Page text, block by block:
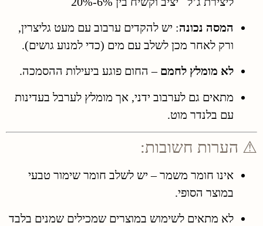
המסה נכונה: יש להקדים ערבוב עם מעט גליצרין,
ורק לאחר מכן לשלב עם מים (כדי למנוע גושים).
לא מומלץ לחמם – החום פוגע ביעילות ההסמכה.
מתאים גם לערבוב ידני, אך מומלץ לערבל בעדינות
עם בלנדר מוט.
⚠ הערות חשובות:
אינו חומר משמר – יש לשלב חומר שימור טבעי
במוצר הסופי.
לא מתאים לשימוש במוצרים שמכילים שמנים בלבד